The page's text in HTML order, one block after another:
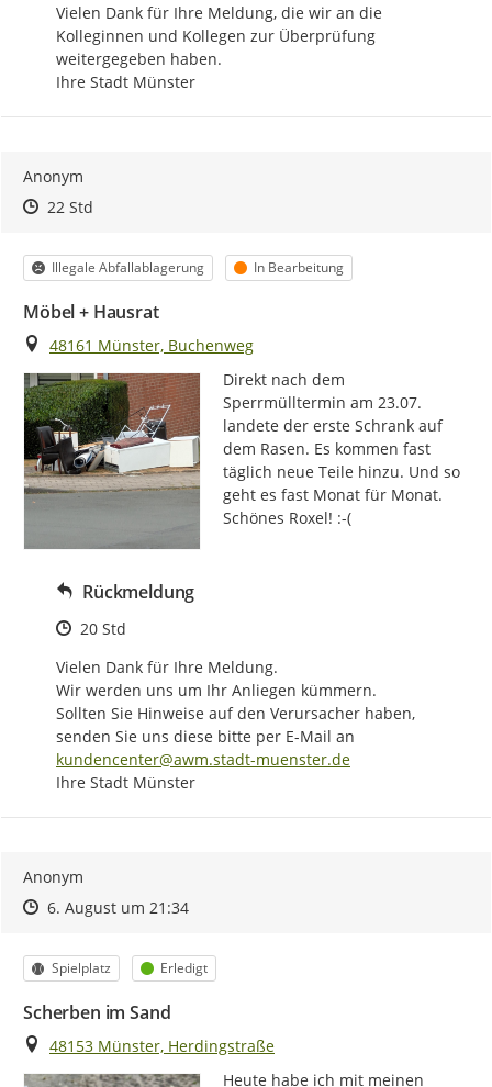
Vielen Dank für Ihre Meldung, die wir an die
Kolleginnen und Kollegen zur Überprüfung
weitergegeben haben.
Ihre Stadt Münster
Anonym
Zeitpunkt des Erstellens
Zeitpunkt des Erstellens
22 StdZur Äußerung
Kategorie
Illegale Abfallablagerung Status
In Bearbeitung
Möbel + Hausrat
Ort
48161 Münster, Buchenweg
Direkt nach dem
Sperrmülltermin am 23.07.
landete der erste Schrank auf
dem Rasen. Es kommen fast
täglich neue Teile hinzu. Und so
geht es fast Monat für Monat.
Schönes Roxel! :-(
Rückmeldung
Zeitpunkt des Erstellens
20 Std
Vielen Dank für Ihre Meldung.
Wir werden uns um Ihr Anliegen kümmern.
Sollten Sie Hinweise auf den Verursacher haben,
kundencenter@awm.stadt-muenster.de
Ihre Stadt Münster
Anonym
Zeitpunkt des Erstellens
Zeitpunkt des Erstellens
6. August um 21:34Zur Äußerung
Kategorie
Spielplatz Status
Erledigt
Scherben im Sand
Ort
48153 Münster, Herdingstraße
Heute habe ich mit meinen